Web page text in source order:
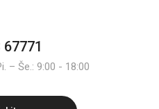
– Še.: 9:00 - 18:00